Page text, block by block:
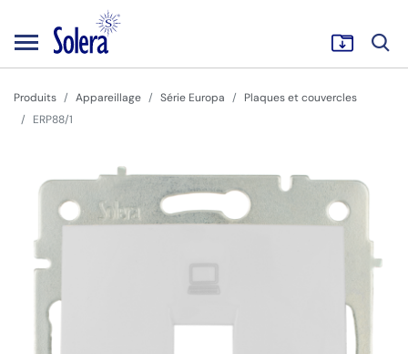
Produits Appareillage Série Europa
Plaques et couvercles
ERP88/1